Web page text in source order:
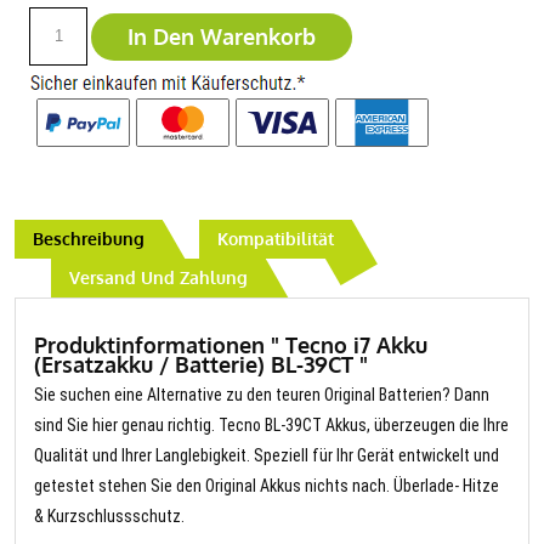
In Den Warenkorb
Beschreibung
Kompatibilität
Versand Und Zahlung
Produktinformationen " Tecno i7 Akku
(Ersatzakku / Batterie) BL-39CT "
Sie suchen eine Alternative zu den teuren Original Batterien? Dann
sind Sie hier genau richtig. Tecno BL-39CT Akkus, überzeugen die Ihre
Qualität und Ihrer Langlebigkeit. Speziell für Ihr Gerät entwickelt und
getestet stehen Sie den Original Akkus nichts nach. Überlade- Hitze
& Kurzschlussschutz.